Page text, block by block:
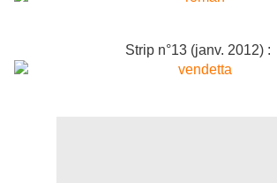
Strip n°13 (janv. 2012) :